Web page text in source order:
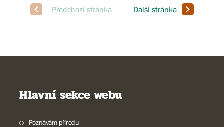
Hlavní sekce webu
Poznávám přírodu